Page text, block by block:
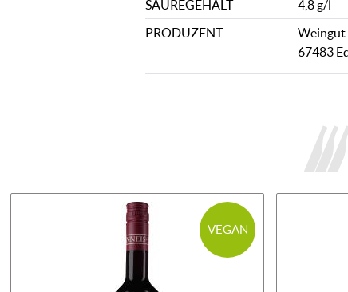
SÄUREGEHALT
4,8 g/l
PRODUZENT
Weingut
67483
VEGAN